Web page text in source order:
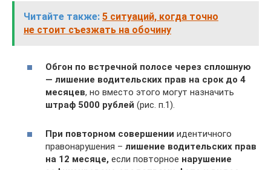
Читайте также: 5 ситуаций, когда точно
не стоит съезжать на обочину
Обгон по встречной полосе через сплошную
— лишение водительских прав на срок до 4
месяцев, но вместо этого могут назначить
штраф 5000 рублей (рис. п.1).
При повторном совершении идентичного
правонарушения – лишение водительских прав
на 12 месяце, если повторное нарушение